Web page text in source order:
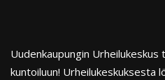
Uudenkaupungin
kuntoiluun! Urheilukeskuksesta